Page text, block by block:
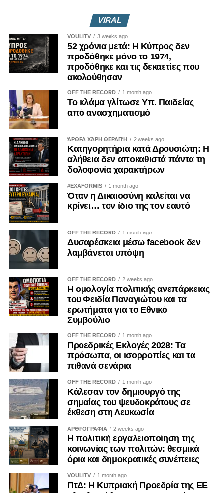
VIRAL
VOULITV 3 weeks ago
52 χρόνια μετά: Η Κύπρος δεν
προδόθηκε μόνο το 1974,
προδόθηκε και τις δεκαετίες που
ακολούθησαν
OFF THE RECORD 1 month ago
Το κλάμα γλίτωσε Υπ. Παιδείας
από ανασχηματισμό
ΆΡΘΡΑ ΧΆΡΗ ΘΕΡΑΠΉ 2 weeks ago
Κατηγορητήρια κατά Δρουσιώτη: Η
αλήθεια δεν αποκαθιστά πάντα τη
δολοφονία χαρακτήρων
#EXAFORMIS 1 month ago
Όταν η Δικαιοσύνη καλείται να
κρίνει… τον ίδιο της τον εαυτό
OFF THE RECORD 1 month ago
Δυσαρέσκεια μέσω facebook δεν
λαμβάνεται υπόψη
OFF THE RECORD 2 weeks ago
Η ομολογία πολιτικής ανεπάρκειας
του Φειδία Παναγιώτου και τα
ερωτήματα για το Εθνικό
Συμβούλιο
OFF THE RECORD 1 month ago
Προεδρικές Εκλογές 2028: Τα
πρόσωπα, οι ισορροπίες και τα
πιθανά σενάρια
OFF THE RECORD 1 month ago
Κάλεσαν τον δημιουργό της
σημαίας του ψευδοκράτους σε
έκθεση στη Λευκωσία
ΑΡΘΡΟΓΡΑΦΙΑ 2 weeks ago
Η πολιτική εργαλειοποίηση της
κοινωνίας των πολιτών: θεσμικά
όρια και δημοκρατικές συνέπειες
VOULITV 1 month ago
ΠτΔ: Η Κυπριακή Προεδρία της ΕΕ